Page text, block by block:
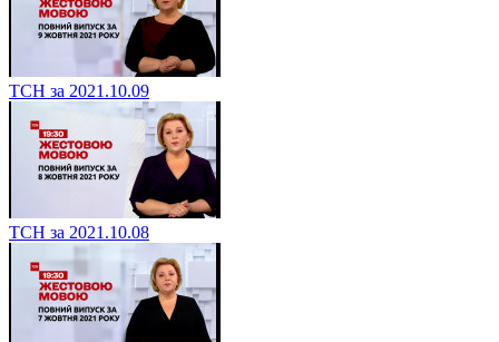
ТСН за 2021.10.09
ТСН за 2021.10.08